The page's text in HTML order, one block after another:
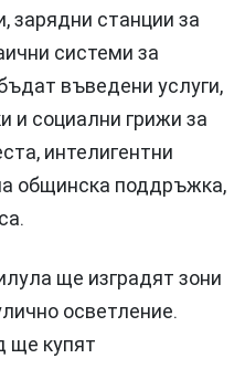
зарядни станции за
системи за
въведени услуги,
и социални грижи за
интелигентни
общинска поддръжка,
ще изградят зони
осветление.
ще купят